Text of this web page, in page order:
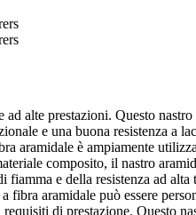
alte prestazioni. Questo
e una buona resistenza a
aramidale è ampiamente
composito, il nastro
e della resistenza ad
aramidale può essere
di prestazione. Questo